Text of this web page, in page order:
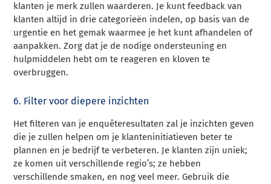
klanten je merk zullen waarderen. Je kunt feedback van
klanten altijd in drie categorieën indelen, op basis van de
urgentie en het gemak waarmee je het kunt afhandelen of
aanpakken. Zorg dat je de nodige ondersteuning en
hulpmiddelen hebt om te reageren en kloven te
overbruggen.
6. Filter voor diepere inzichten
Het filteren van je enquêteresultaten zal je inzichten geven
die je zullen helpen om je klanteninitiatieven beter te
plannen en je bedrijf te verbeteren. Je klanten zijn uniek;
ze komen uit verschillende regio’s; ze hebben
verschillende smaken, en nog veel meer. Gebruik die